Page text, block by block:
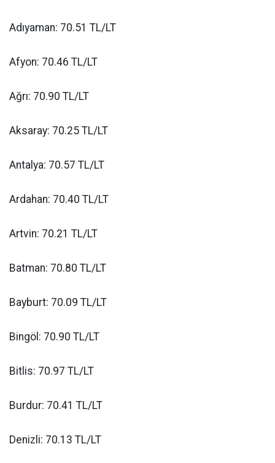
Adıyaman: 70.51 TL/LT
Afyon: 70.46 TL/LT
Ağrı: 70.90 TL/LT
Aksaray: 70.25 TL/LT
Antalya: 70.57 TL/LT
Ardahan: 70.40 TL/LT
Artvin: 70.21 TL/LT
Batman: 70.80 TL/LT
Bayburt: 70.09 TL/LT
Bingöl: 70.90 TL/LT
Bitlis: 70.97 TL/LT
Burdur: 70.41 TL/LT
Denizli: 70.13 TL/LT